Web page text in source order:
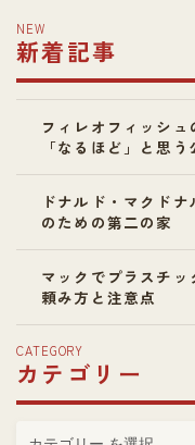
NEW
新着記事
フィレオフィッシ
「なるほど」と思
ドナルド・マクド
のための第二の家
マックでプラスチ
頼み方と注意点
CATEGORY
カテゴリー